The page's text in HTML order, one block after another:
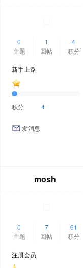
0
主题
1
回帖
4
积分
新手上路
积分 4
发消息
mosh
0
主题
7
回帖
61
积分
注册会员